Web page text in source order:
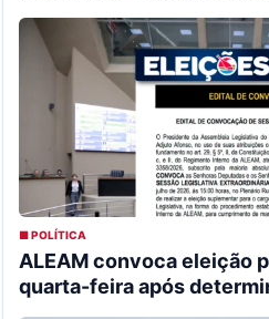
■ POLÍTICA
ALEAM convoca eleição
quarta-feira após